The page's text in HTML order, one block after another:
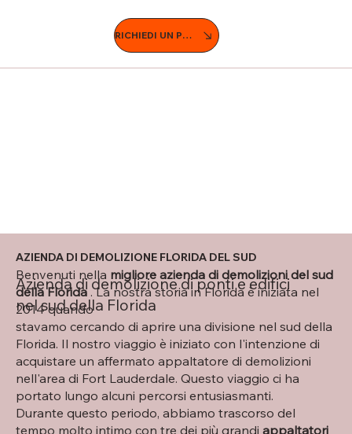
RICHIEDI UN PREVENTIVO
Azienda di demolizione di ponti e edifici
nel sud della Florida
AZIENDA DI DEMOLIZIONE FLORIDA DEL SUD
Benvenuti nella migliore azienda di demolizioni del sud
della Florida . La nostra storia in Florida è iniziata nel
2014 quando
stavamo cercando di aprire una divisione nel sud della
Florida. Il nostro viaggio è iniziato con l'intenzione di
acquistare un affermato appaltatore di demolizioni
nell'area di Fort Lauderdale. Questo viaggio ci ha
portato lungo alcuni percorsi entusiasmanti.
Durante questo periodo, abbiamo trascorso del
tempo molto intimo con tre dei più grandi appaltatori